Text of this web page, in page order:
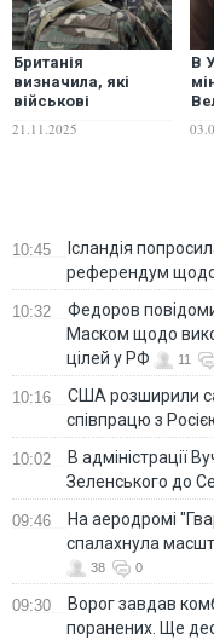
Британія
визначила, які
військові
відправити до
21.11.2025
В
10:45
Ісландія
референдум
10:32
Федоров
Маском щодо
цілей у РФ
11
10:16
США розширили
співпрацю з
10:02
В адміністрації
Зеленського до
09:46
На аеродромі
спалахнула
38 0
09:30
Ворог завдав
поранених. Ще